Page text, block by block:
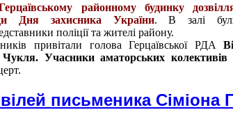
районному будинку
Дня захисника України. В залі
поліції та жителі району.
привітали голова Герцаївської РДА
Чукля. Учасники аматорських колективів
письменика Сіміона